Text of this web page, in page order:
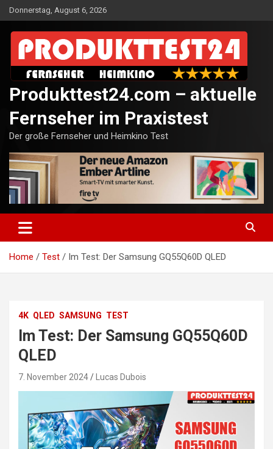
Skip
to
content
Donnerstag, August 6, 2026
Produkttest24.com – aktuelle
Fernseher im Praxistest
Der große Fernseher und Heimkino Test
Home Test Im Test: Der Samsung GQ55Q60D QLED
4K QLED SAMSUNG TEST
Im Test: Der Samsung GQ55Q60D
QLED
7. November 2024 Lucas Dubois